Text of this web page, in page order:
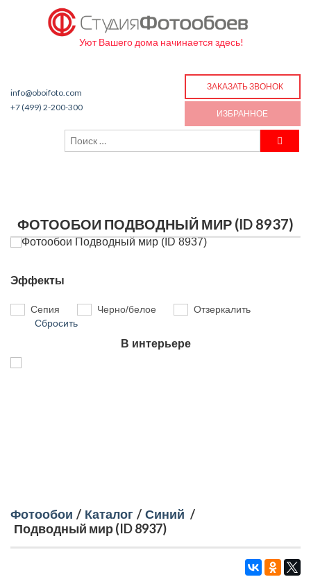
Уют Вашего дома начинается здесь!
info@oboifoto.com
+7 (499) 2-200-300
ЗАКАЗАТЬ ЗВОНОК
ИЗБРАННОЕ
ФОТООБОИ ПОДВОДНЫЙ МИР (ID 8937)
Эффекты
Сепия Черно/белое
Отзеркалить
Сбросить
В интерьере
Фотообои / Каталог / Синий /
Подводный мир (ID 8937)